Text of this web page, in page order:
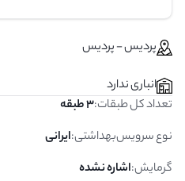
پردیس - پردیس
انباری ندارد
تعداد کل طبقات:3 طبقه
نوع سرویس‌بهداشتی:ایرانی
گرمایش:اشاره نشده